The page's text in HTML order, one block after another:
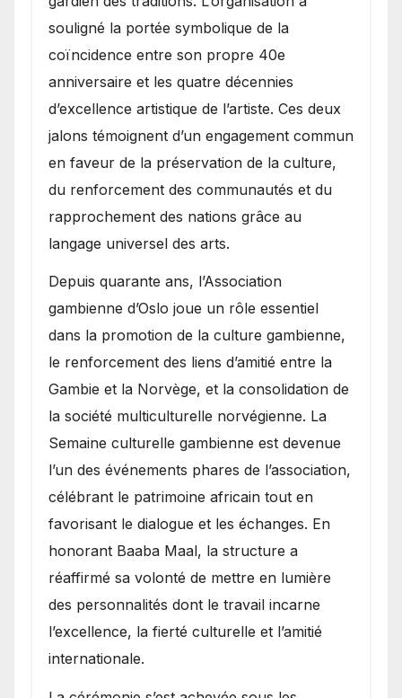
souligné la portée symbolique de la
coïncidence entre son propre 40e
anniversaire et les quatre décennies
d’excellence artistique de l’artiste. Ces deux
jalons témoignent d’un engagement commun
en faveur de la préservation de la culture,
du renforcement des communautés et du
rapprochement des nations grâce au
langage universel des arts.
​Depuis quarante ans, l’Association
gambienne d’Oslo joue un rôle essentiel
dans la promotion de la culture gambienne,
le renforcement des liens d’amitié entre la
Gambie et la Norvège, et la consolidation de
la société multiculturelle norvégienne. La
Semaine culturelle gambienne est devenue
l’un des événements phares de l’association,
célébrant le patrimoine africain tout en
favorisant le dialogue et les échanges. En
honorant Baaba Maal, la structure a
réaffirmé sa volonté de mettre en lumière
des personnalités dont le travail incarne
l’excellence, la fierté culturelle et l’amitié
internationale.